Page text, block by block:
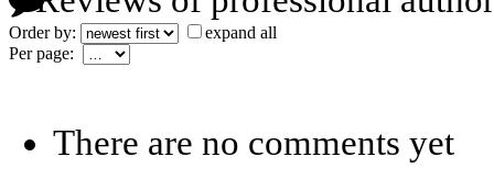
Order by:
expand all
Per page:
There are no comments yet